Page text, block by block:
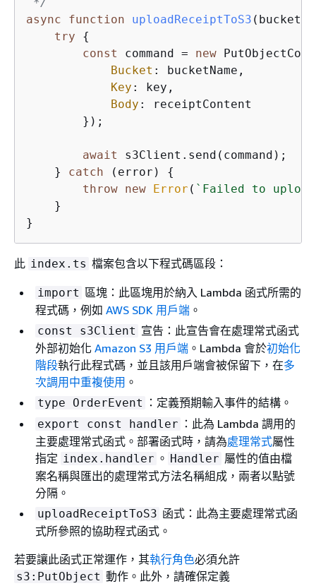
async
function uploadReceiptToS3 (
try
{
const
command = new
Bucket : bucketName,
Key : key,
Body : receiptContent
        });
await
s3Client.send(command);
    }
catch (error) {
throw new Error ( `Failed to
    }
}
此 index.ts 檔案包含以下程式碼區段：
import 區塊：此區塊用於納入 Lambda 函式所需的
程式碼，例如 AWS SDK 用戶端 。
const s3Client 宣告：此宣告會在處理常式函式
外部初始化 Amazon S3 用戶端 。Lambda 會於初始化
階段執行此程式碼，並且該用戶端會被保留下，在多
次調用中重複使用 。
type OrderEvent ：定義預期輸入事件的結構。
export const handler ：此為 Lambda 調用的
主要處理常式函式。部署函式時，請為處理常式屬性
指定 index.handler 。 Handler 屬性的值由檔
案名稱與匯出的處理常式方法名稱組成，兩者以點號
分隔。
uploadReceiptToS3 函式：此為主要處理常式函
式所參照的協助程式函式。
若要讓此函式正常運作，其執行角色必須允許
s3:PutObject 動作。此外，請確保定義